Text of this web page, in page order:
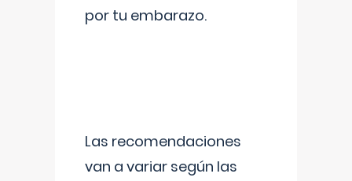
por tu embarazo.
Las recomendaciones
van a variar según las